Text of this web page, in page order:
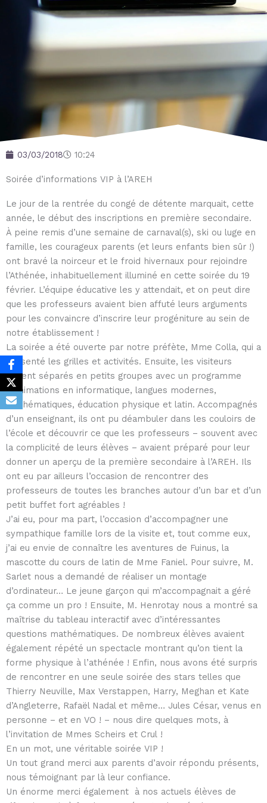
03/03/2018 10:24
Soirée d’informations VIP à l’AREH
Le jour de la rentrée du congé de détente marquait, cette
année, le début des inscriptions en première secondaire.
À peine remis d’une semaine de carnaval(s), ski ou luge en
famille, les courageux parents (et leurs enfants bien sûr !)
ont bravé la noirceur et le froid hivernaux pour rejoindre
l’Athénée, inhabituellement illuminé en cette soirée du 19
février. L’équipe éducative les y attendait, et on peut dire
que les professeurs avaient bien affuté leurs arguments
pour les convaincre d’inscrire leur progéniture au sein de
notre établissement !
La soirée a été ouverte par notre préfète, Mme Colla, qui a
présenté les grilles et activités. Ensuite, les visiteurs
étaient séparés en petits groupes avec un programme
d’animations en informatique, langues modernes,
mathématiques, éducation physique et latin. Accompagnés
d’un enseignant, ils ont pu déambuler dans les couloirs de
l’école et découvrir ce que les professeurs – souvent avec
la complicité de leurs élèves – avaient préparé pour leur
donner un aperçu de la première secondaire à l’AREH. Ils
ont eu par ailleurs l’occasion de rencontrer des
professeurs de toutes les branches autour d’un bar et d’un
petit buffet fort agréables !
J’ai eu, pour ma part, l’occasion d’accompagner une
sympathique famille lors de la visite et, tout comme eux,
j’ai eu envie de connaître les aventures de Fuinus, la
mascotte du cours de latin de Mme Faniel. Pour suivre, M.
Sarlet nous a demandé de réaliser un montage
d’ordinateur… Le jeune garçon qui m’accompagnait a géré
ça comme un pro ! Ensuite, M. Henrotay nous a montré sa
maîtrise du tableau interactif avec d’intéressantes
questions mathématiques. De nombreux élèves avaient
également répété un spectacle montrant qu’on tient la
forme physique à l’athénée ! Enfin, nous avons été surpris
de rencontrer en une seule soirée des stars telles que
Thierry Neuville, Max Verstappen, Harry, Meghan et Kate
d’Angleterre, Rafaël Nadal et même… Jules César, venus en
personne – et en VO ! – nous dire quelques mots, à
l’invitation de Mmes Scheirs et Crul !
En un mot, une véritable soirée VIP !
Un tout grand merci aux parents d’avoir répondu présents,
nous témoignant par là leur confiance.
Un énorme merci également à nos actuels élèves de